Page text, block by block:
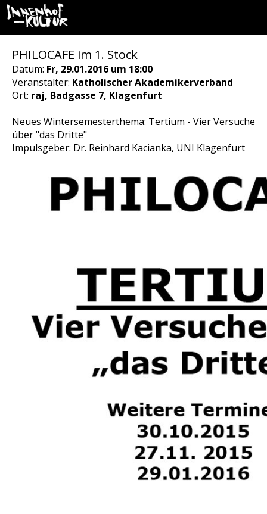
PHILOCAFE im 1. Stock
Datum: Fr, 29.01.2016 um 18:00
Veranstalter: Katholischer Akademikerverband
Ort: raj, Badgasse 7, Klagenfurt
Neues Wintersemesterthema: Tertium - Vier Versuche
über "das Dritte"
Impulsgeber: Dr. Reinhard Kacianka, UNI Klagenfurt